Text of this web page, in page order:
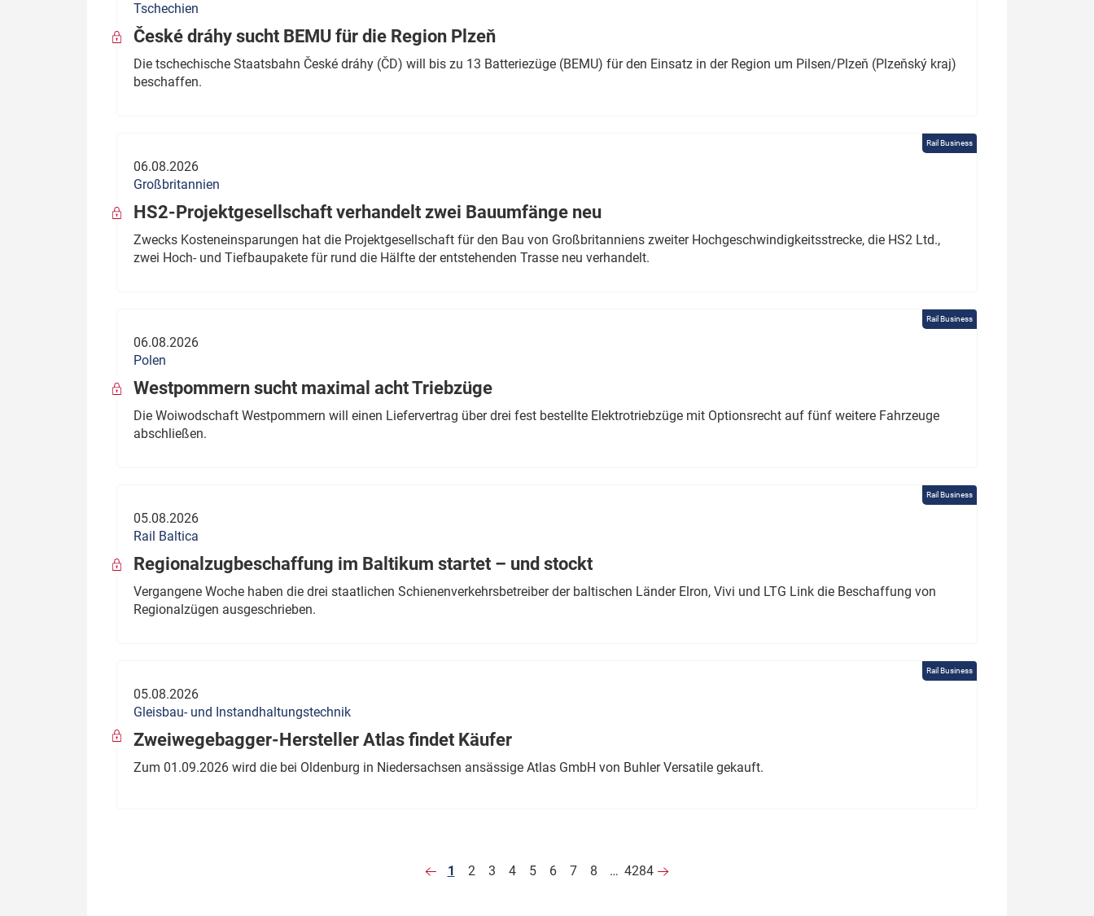
Tschechien
České dráhy sucht BEMU für die Region Plzeň
Die tschechische Staatsbahn České dráhy (ČD) will bis zu 13 Batteriezüge (BEMU) für den Einsatz in der Region um Pilsen/Plzeň (Plzeňský kraj)
beschaffen.
Rail Business
06.08.2026
Großbritannien
HS2-Projektgesellschaft verhandelt zwei Bauumfänge neu
Zwecks Kosteneinsparungen hat die Projektgesellschaft für den Bau von Großbritanniens zweiter Hochgeschwindigkeitsstrecke, die HS2 Ltd.,
zwei Hoch- und Tiefbaupakete für rund die Hälfte der entstehenden Trasse neu verhandelt.
Rail Business
06.08.2026
Polen
Westpommern sucht maximal acht Triebzüge
Die Woiwodschaft Westpommern will einen Liefervertrag über drei fest bestellte Elektrotriebzüge mit Optionsrecht auf fünf weitere Fahrzeuge
abschließen.
Rail Business
05.08.2026
Rail Baltica
Regionalzugbeschaffung im Baltikum startet – und stockt
Vergangene Woche haben die drei staatlichen Schienenverkehrsbetreiber der baltischen Länder Elron, Vivi und LTG Link die Beschaffung von
Regionalzügen ausgeschrieben.
Rail Business
05.08.2026
Gleisbau- und Instandhaltungstechnik
Zweiwegebagger-Hersteller Atlas findet Käufer
Zum 01.09.2026 wird die bei Oldenburg in Niedersachsen ansässige Atlas GmbH von Buhler Versatile gekauft.
1 2 3 4 5 6 7 8 … 4284